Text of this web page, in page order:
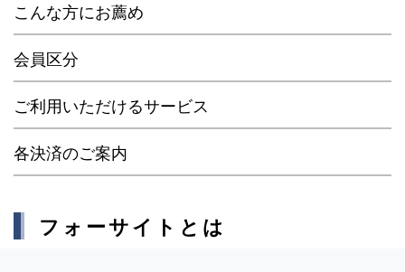
こんな方にお薦め
会員区分
ご利用いただけるサービス
各決済のご案内
フォーサイトとは